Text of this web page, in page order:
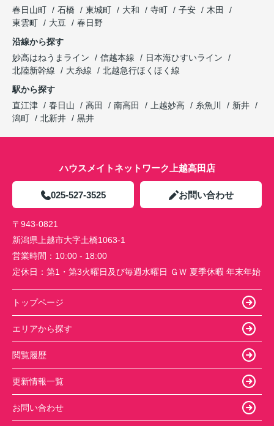
春日山町
石橋 東城町 大和 寺町 子安
木田
東雲町
大豆
春日野
沿線から探す
妙高はねうまライン
信越本線
日本海ひすいライン
北陸新幹線
大糸線
北越急行ほくほく線
駅から探す
直江津
春日山 高田 南高田 上越妙高 糸魚川
新井
潟町
北新井 黒井
ハウスメイトネットワーク上越高田店
025-527-3525 お問い合わせ
〒943-0821
新潟県上越市大字土橋1063-1
営業時間： 10:00 - 18:00
定休日： 第1・第3火曜日及び毎週水曜日 ＧＷ 夏季休暇 年末年始
トップページ
エリアから探す
閲覧履歴
更新情報一覧
お問い合わせ